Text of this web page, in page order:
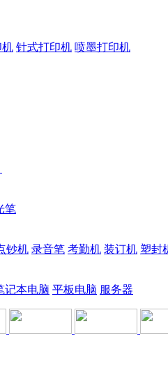
机 针式打印机 喷墨打印机
笔
钞机 录音笔 考勤机 装订机 塑封
记本电脑 平板电脑 服务器